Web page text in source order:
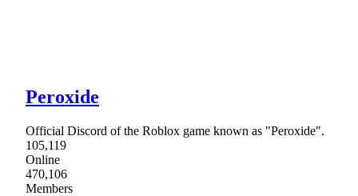
Peroxide
Official Discord of the Roblox game known as "Peroxide".
105,119
Online
470,106
Members